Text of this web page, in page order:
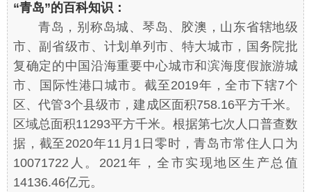
“青岛”的百科知识：
青岛，别称岛城、琴岛、胶澳，山东省辖地级
市、副省级市、计划单列市、特大城市，国务院批
复确定的中国沿海重要中心城市和滨海度假旅游城
市、国际性港口城市。截至2019年，全市下辖7个
区、代管3个县级市，建成区面积758.16平方千米。
区域总面积11293平方千米。根据第七次人口普查数
据，截至2020年11月1日零时，青岛市常住人口为
10071722人。2021年，全市实现地区生产总值
14136.46亿元。